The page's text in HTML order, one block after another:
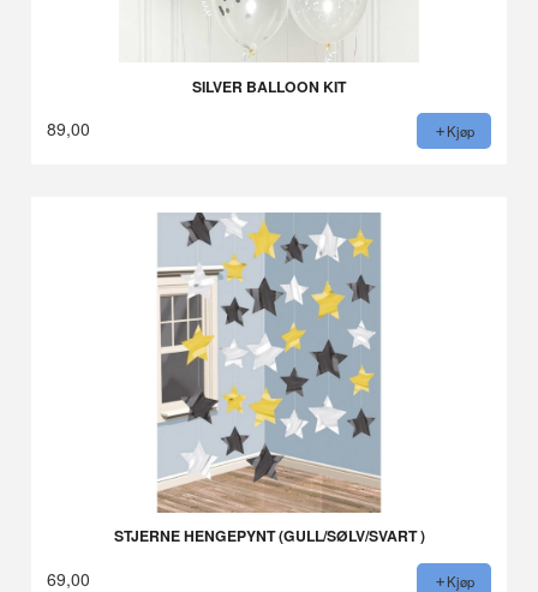
SILVER BALLOON KIT
89,00 Kjøp
STJERNE HENGEPYNT (GULL/SØLV/SVART )
69,00 Kjøp